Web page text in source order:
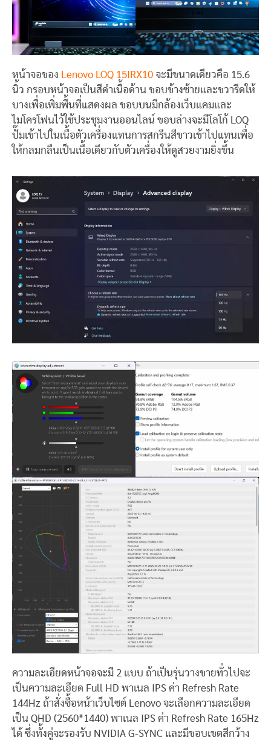
หน้าจอของ Lenovo LOQ 15IRX10 จะมีขนาดเดียวคือ 15.6
นิ้ว กรอบหน้าจอเป็นสีดำเนื้อด้าน ขอบข้างซ้ายและขวารีดให้
บางเพื่อเพิ่มพื้นที่แสดงผล ขอบบนมีกล้องเว็บแคมและ
ไมโครโฟนไว้ใช้ประชุมงานออนไลน์ ขอบล่างจะมีโลโก้ LOQ
ปั๊มเข้าไปในเนื้อตัวเครื่องแทนการสกรีนสีขาวเข้าไปแทนเพื่อ
ให้กลมกลืนเป็นเนื้อเดียวกับตัวเครื่องให้ดูสวยงามยิ่งขึ้น
ความละเอียดหน้าจอจะมี 2 แบบ ถ้าเป็นรุ่นวางขายทั่วไปจะ
เป็นความละเอียด Full HD พาเนล IPS ค่า Refresh Rate
144Hz ถ้าสั่งซื้อหน้าเว็บไซต์ Lenovo จะเลือกความละเอียด
เป็น QHD (2560*1440) พาเนล IPS ค่า Refresh Rate 165Hz
ได้ ซึ่งทั้งคู่จะรองรับ NVIDIA G-SYNC และมีขอบเขตสีกว้าง